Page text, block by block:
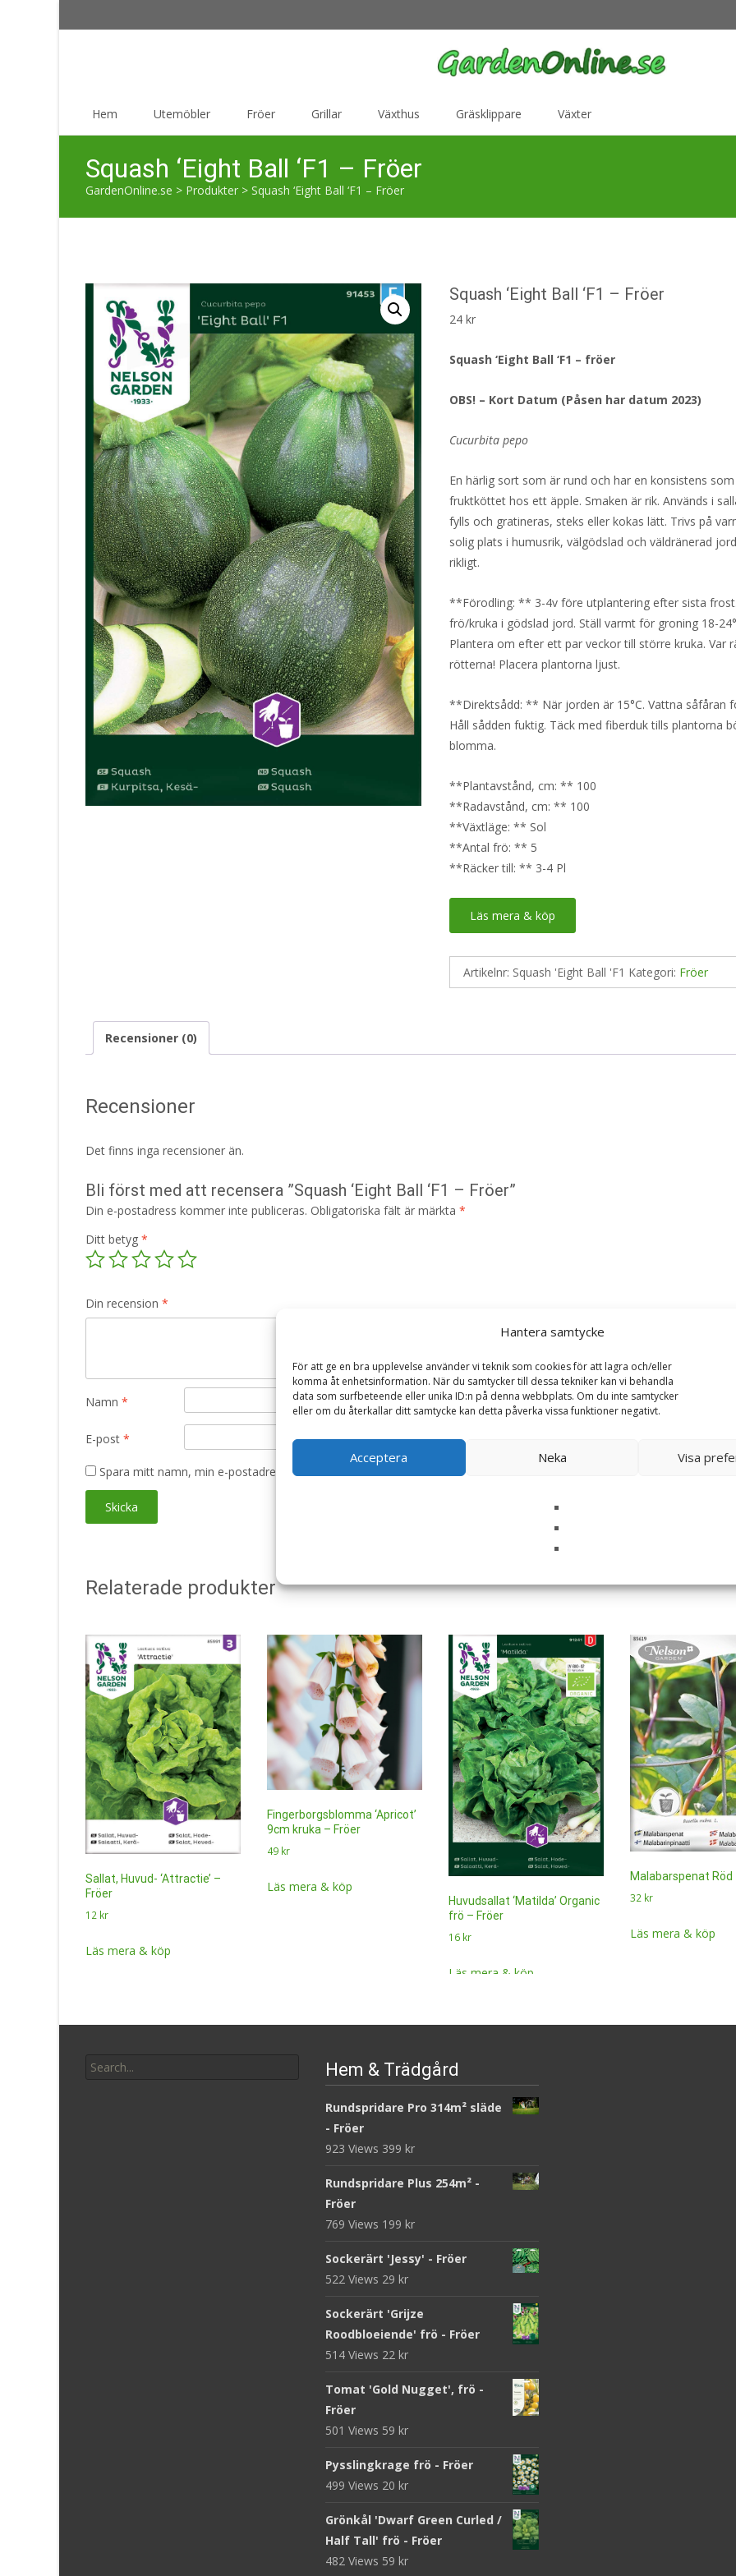
Hantera samtycke
För att ge en bra upplevelse använder vi teknik som cookies för att lagra och/eller
komma åt enhetsinformation. När du samtycker till dessa tekniker kan vi behandla
data som surfbeteende eller unika ID:n på denna webbplats. Om du inte samtycker
eller om du återkallar ditt samtycke kan detta påverka vissa funktioner negativt.
Acceptera Neka Visa
Hem Utemöbler Fröer Grillar Växthus Gräsklippare Växter
Squash ‘Eight Ball ‘F1 – Fröer
GardenOnline.se > Produkter > Squash ‘Eight Ball ‘F1 – Fröer
Squash ‘Eight Ball ‘F1 – Fröer
24kr
Squash ‘Eight Ball ‘F1 – fröer
OBS! – Kort Datum (Påsen har datum 2023)
Cucurbita pepo
En härlig sort som är rund och har en konsistens
fruktköttet hos ett äpple. Smaken är rik. Används i
fylls och gratineras, steks eller kokas lätt. Trivs på
solig plats i humusrik, välgödslad och väldränerad
rikligt.
**Förodling: ** 3-4v före utplantering efter sista frost.
frö/kruka i gödslad jord. Ställ varmt för groning 18-
Plantera om efter ett par veckor till större kruka. Var
rötterna! Placera plantorna ljust.
**Direktsådd: ** När jorden är 15°C. Vattna såfåran
Håll sådden fuktig. Täck med fiberduk tills plantorna
blomma.
**Plantavstånd, cm: ** 100
**Radavstånd, cm: ** 100
**Växtläge: ** Sol
**Antal frö: ** 5
**Räcker till: ** 3-4 Pl
Läs mera & köp
Artikelnr: Squash 'Eight Ball 'F1 Kategori: Fröer
Recensioner (0)
Recensioner
Det finns inga recensioner än.
Bli först med att recensera ”Squash ‘Eight Ball ‘F1 – Fröer”
Din e-postadress kommer inte publiceras. Obligatoriska fält är märkta *
Ditt betyg *
Din recension *
Namn *
E-post *
Spara mitt namn, min e-postadress och webbplats i denna webbläsare till nästa gång jag skriver en kommentar.
Relaterade produkter
Sallat, Huvud- ‘Attractie’ –
Fröer
12 kr
Läs mera & köp
Fingerborgsblomma ‘Apricot’
9cm kruka – Fröer
49 kr
Läs mera & köp
Huvudsallat ‘Matilda’ Organic
frö – Fröer
16 kr
Läs mera & köp
Malabarspenat Röd
32 kr
Läs mera & köp
for:
Hem & Trädgård
Rundspridare Pro 314m² släde
- Fröer
923 Views 399 kr
Rundspridare Plus 254m² -
Fröer
769 Views 199 kr
Sockerärt 'Jessy' - Fröer
522 Views 29 kr
Sockerärt 'Grijze
Roodbloeiende' frö - Fröer
514 Views 22 kr
Tomat 'Gold Nugget', frö -
Fröer
501 Views 59 kr
Pysslingkrage frö - Fröer
499 Views 20 kr
Grönkål 'Dwarf Green Curled /
Half Tall' frö - Fröer
482 Views 59 kr